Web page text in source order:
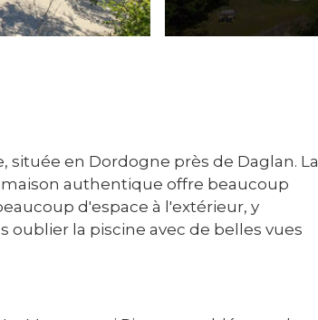
située en Dordogne près de Daglan. La
authentique offre beaucoup
d'espace à l'extérieur, y
oublier la piscine avec de belles vues